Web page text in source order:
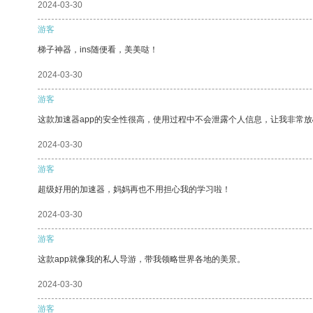
2024-03-30
游客
梯子神器，ins随便看，美美哒！
2024-03-30
游客
这款加速器app的安全性很高，使用过程中不会泄露个人信息，让我非常
2024-03-30
游客
超级好用的加速器，妈妈再也不用担心我的学习啦！
2024-03-30
游客
这款app就像我的私人导游，带我领略世界各地的美景。
2024-03-30
游客